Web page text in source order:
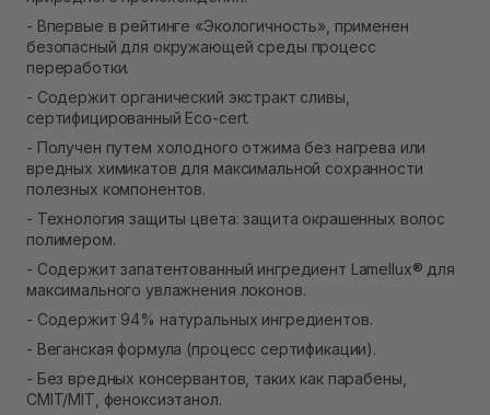
- Впервые в рейтинге «Экологичность», применен
безопасный для окружающей среды процесс
переработки.
- Содержит органический экстракт сливы,
сертифицированный Eco-cert.
- Получен путем холодного отжима без нагрева или
вредных химикатов для максимальной сохранности
полезных компонентов.
- Технология защиты цвета: защита окрашенных волос
полимером.
- Содержит запатентованный ингредиент Lamellux® для
максимального увлажнения локонов.
- Содержит 94% натуральных ингредиентов.
- Веганская формула (процесс сертификации).
- Без вредных консервантов, таких как парабены,
CMIT/MIT, феноксиэтанол.